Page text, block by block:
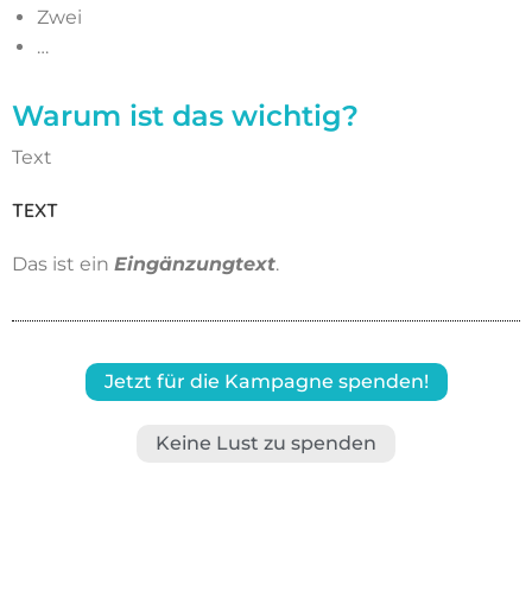
Zwei
…
Warum ist das wichtig?
Text
TEXT
Das ist ein Eingänzungtext.
Jetzt für die Kampagne spenden!
Keine Lust zu spenden